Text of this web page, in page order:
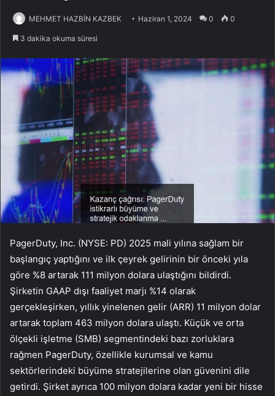
MEHMET HAZBİN KAZBEK Haziran 1, 2024 0 0
3 dakika okuma süresi
PagerDuty, Inc. (NYSE: PD) 2025 mali yılına sağlam bir
başlangıç yaptığını ve ilk çeyrek gelirinin bir önceki yıla
göre %8 artarak 111 milyon dolara ulaştığını bildirdi.
Şirketin GAAP dışı faaliyet marjı %14 olarak
gerçekleşirken, yıllık yinelenen gelir (ARR) 11 milyon dolar
artarak toplam 463 milyon dolara ulaştı. Küçük ve orta
ölçekli işletme (SMB) segmentindeki bazı zorluklara
rağmen PagerDuty, özellikle kurumsal ve kamu
sektörlerindeki büyüme stratejilerine olan güvenini dile
getirdi. Şirket ayrıca 100 milyon dolara kadar yeni bir hisse